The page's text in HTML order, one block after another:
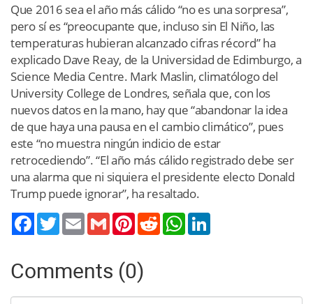
Que 2016 sea el año más cálido “no es una sorpresa”,
pero sí es “preocupante que, incluso sin El Niño, las
temperaturas hubieran alcanzado cifras récord” ha
explicado Dave Reay, de la Universidad de Edimburgo, a
Science Media Centre. Mark Maslin, climatólogo del
University College de Londres, señala que, con los
nuevos datos en la mano, hay que “abandonar la idea
de que haya una pausa en el cambio climático”, pues
este “no muestra ningún indicio de estar
retrocediendo”. “El año más cálido registrado debe ser
una alarma que ni siquiera el presidente electo Donald
Trump puede ignorar”, ha resaltado.
TwitterEmail Gmail PinterestReddit WhatsApp
Comments (0)